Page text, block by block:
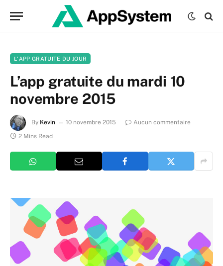
L'APP GRATUITE DU JOUR
L’app gratuite du mardi 10
novembre 2015
By Kevin 10 novembre 2015
Aucun commentaire
2 Mins Read